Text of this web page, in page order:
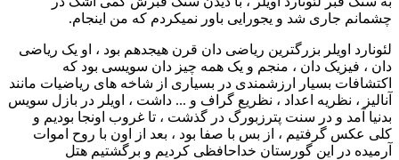
چشمانم جاری شد و یجورایی باور نمیکردم که من اینجام.
لئونارد اویلر بزرگترین ریاضی دان قرن هیجدهم بود ، او یک ریاضی
دان ، فیزیک دان ، منجم و یک همه چیز دان سویسی بود که
اکتشافات بسیار ارزشمندی در بسیاری از شاخه های ریاضیات مانند
آنالیز ، نظریه اعداد ، نظریع گراف و ... داشت ، اویلر در بازل سویس
بدنیا آمد و در سنت پترزبورگ در گذشت ، تا غروب اونجا بودیم و
کلی عکس گرفتیم ، از بس با صفا بود ، بعد از اون با روح اموات
آرمیده در این گورستان خداحافظی کردیم و برگشتیم هتل